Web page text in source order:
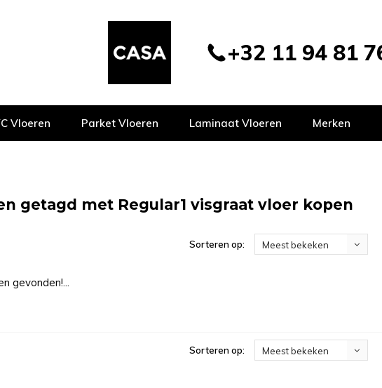
+32 11 94 81
Vloeren Parket Vloeren Laminaat Vloeren Merken
getagd met Regular1 visgraat vloer kopen
Sorteren op: Meest bekeken
gevonden!...
Sorteren op: Meest bekeken